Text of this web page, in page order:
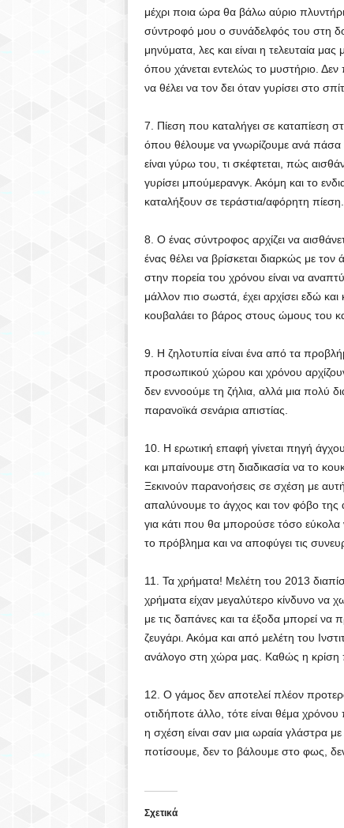
μέχρι ποια ώρα θα βάλω αύριο
σύντροφό μου ο συνάδελφός του στη
μηνύματα, λες και είναι η τελευταία
όπου χάνεται εντελώς το μυστήριο. Δεν
να θέλει να τον δει όταν γυρίσει στο
7. Πίεση που καταλήγει σε καταπίεση
όπου θέλουμε να γνωρίζουμε ανά πάσα
είναι γύρω του, τι σκέφτεται, πώς
γυρίσει μπούμερανγκ. Ακόμη και το
καταλήξουν σε τεράστια/αφόρητη πίεση.
8. Ο ένας σύντροφος αρχίζει να
ένας θέλει να βρίσκεται διαρκώς με
στην πορεία του χρόνου είναι να
μάλλον πιο σωστά, έχει αρχίσει εδώ
κουβαλάει το βάρος στους ώμους του
9. Η ζηλοτυπία είναι ένα από τα
προσωπικού χώρου και χρόνου
δεν εννοούμε τη ζήλια, αλλά μια πολύ
παρανοϊκά σενάρια απιστίας.
10. Η ερωτική επαφή γίνεται πηγή
και μπαίνουμε στη διαδικασία να το
Ξεκινούν παρανοήσεις σε σχέση με
απαλύνουμε το άγχος και τον φόβο της
για κάτι που θα μπορούσε τόσο εύκολα
το πρόβλημα και να αποφύγει τις
11. Τα χρήματα! Μελέτη του 2013
χρήματα είχαν μεγαλύτερο κίνδυνο να
με τις δαπάνες και τα έξοδα μπορεί
ζευγάρι. Ακόμα και από μελέτη του
ανάλογο στη χώρα μας. Καθώς η κρίση
12. Ο γάμος δεν αποτελεί πλέον
οτιδήποτε άλλο, τότε είναι θέμα
η σχέση είναι σαν μια ωραία γλάστρα
ποτίσουμε, δεν το βάλουμε στο φως,
Σχετικά